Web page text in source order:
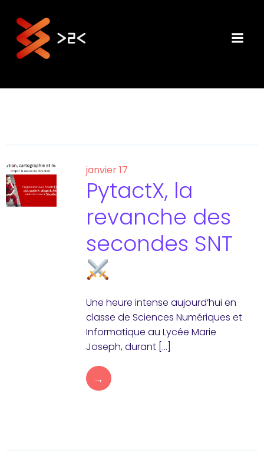
contenu
janvier 17
PytactX, la
revanche des
secondes SNT
Une heure intense aujourd’hui en
classe de Sciences Numériques et
Informatique au Lycée Marie
Joseph, durant […]
→